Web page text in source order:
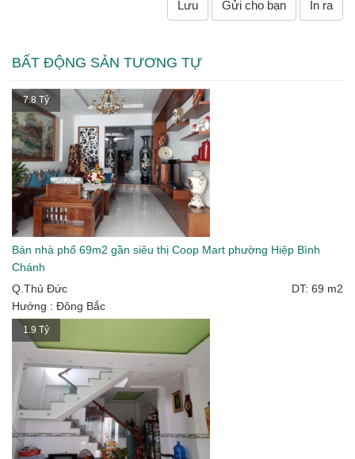
Lưu Gửi cho bạn In ra
BẤT ĐỘNG SẢN TƯƠNG TỰ
7.8 Tỷ
Bán nhà phố 69m2 gần siêu thị Coop Mart phường Hiệp Bình
Chánh
Q.Thủ Đức
DT: 69 m2
Hướng : Đông Bắc
1.9 Tỷ